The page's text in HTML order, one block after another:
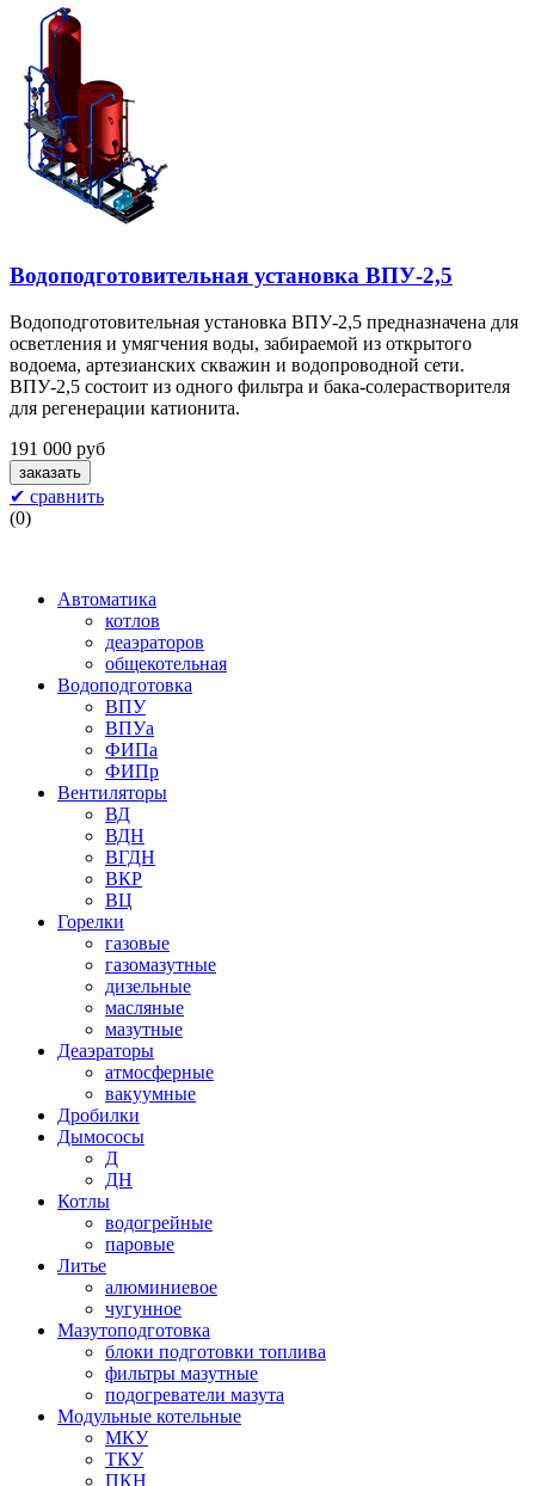
Водоподготовительная установка ВПУ-2,5
Водоподготовительная установка ВПУ-2,5 предназначена для
осветления и умягчения воды, забираемой из открытого
водоема, артезианских скважин и водопроводной сети.
ВПУ-2,5 состоит из одного фильтра и бака-солерастворителя
для регенерации катионита.
191 000 руб
✔ сравнить
(0)
Автоматика
котлов
деаэраторов
общекотельная
Водоподготовка
ВПУ
ВПУа
ФИПа
ФИПр
Вентиляторы
ВД
ВДН
ВГДН
ВКР
ВЦ
Горелки
газовые
газомазутные
дизельные
масляные
мазутные
Деаэраторы
атмосферные
вакуумные
Дробилки
Дымососы
Д
ДН
Котлы
водогрейные
паровые
Литье
алюминиевое
чугунное
Мазутоподготовка
блоки подготовки топлива
фильтры мазутные
подогреватели мазута
Модульные котельные
МКУ
ТКУ
ПКН